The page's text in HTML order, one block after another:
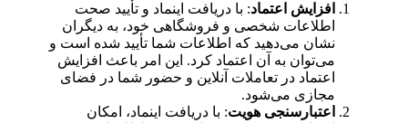
افزایش اعتماد: با دریافت اینماد و تأیید صحت
اطلاعات شخصی و فروشگاهی خود، به دیگران
نشان می‌دهید که اطلاعات شما تأیید شده است و
می‌توان به آن اعتماد کرد. این امر باعث افزایش
اعتماد در تعاملات آنلاین و حضور شما در فضای
مجازی می‌شود.
اعتبارسنجی هویت: با دریافت اینماد، امکان